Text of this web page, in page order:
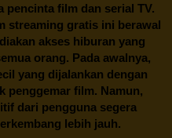
pencinta film dan serial TV.
streaming gratis ini berawal
akses hiburan yang
orang. Pada awalnya,
yang dijalankan dengan
penggemar film. Namun,
dari pengguna segera
lebih jauh.